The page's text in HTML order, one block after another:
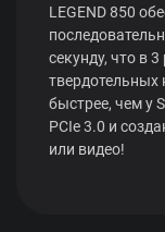
LEGEND 850
секунду, что в
твердотельных
быстрее, чем у
PCIe 3.0 и
или видео!